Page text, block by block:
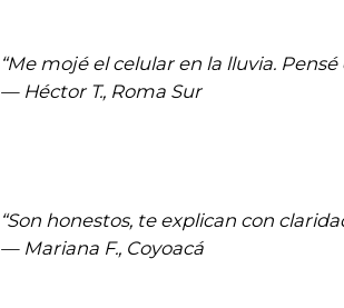
“Me mojé el celular en la lluvia.
— Héctor T., Roma Sur
“Son honestos, te explican con
— Mariana F., Coyoacá